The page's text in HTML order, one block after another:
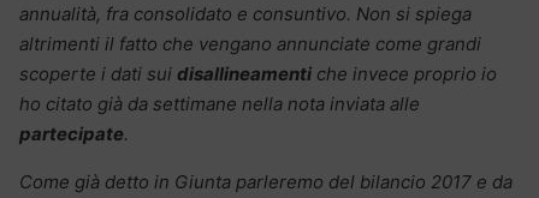
annualità, fra consolidato e consuntivo. Non si spiega
altrimenti il fatto che vengano annunciate come grandi
scoperte i dati sui disallineamenti che invece proprio io
ho citato già da settimane nella nota inviata alle
partecipate.
Come già detto in Giunta parleremo del bilancio 2017 e da